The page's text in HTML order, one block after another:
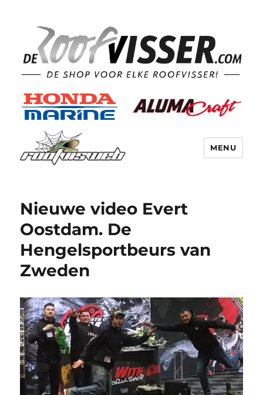
MENU
Nieuwe video Evert
Oostdam. De
Hengelsportbeurs van
Zweden